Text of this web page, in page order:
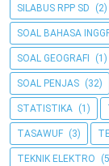
SILABUS RPP SD (2)
SOAL BAHASA
SOAL GEOGRAFI (1)
SOAL PENJAS (32)
STATISTIKA (1)
TASAWUF (3)
TEKNIK ELEKTRO